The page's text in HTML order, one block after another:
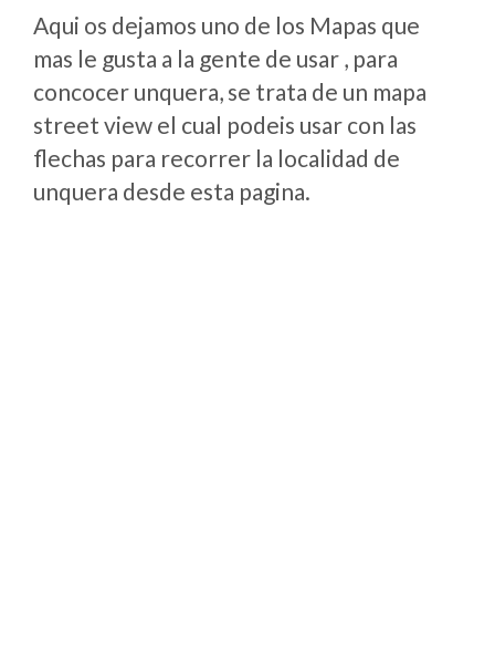
Aqui os dejamos uno de los Mapas que
mas le gusta a la gente de usar , para
concocer unquera, se trata de un mapa
street view el cual podeis usar con las
flechas para recorrer la localidad de
unquera desde esta pagina.